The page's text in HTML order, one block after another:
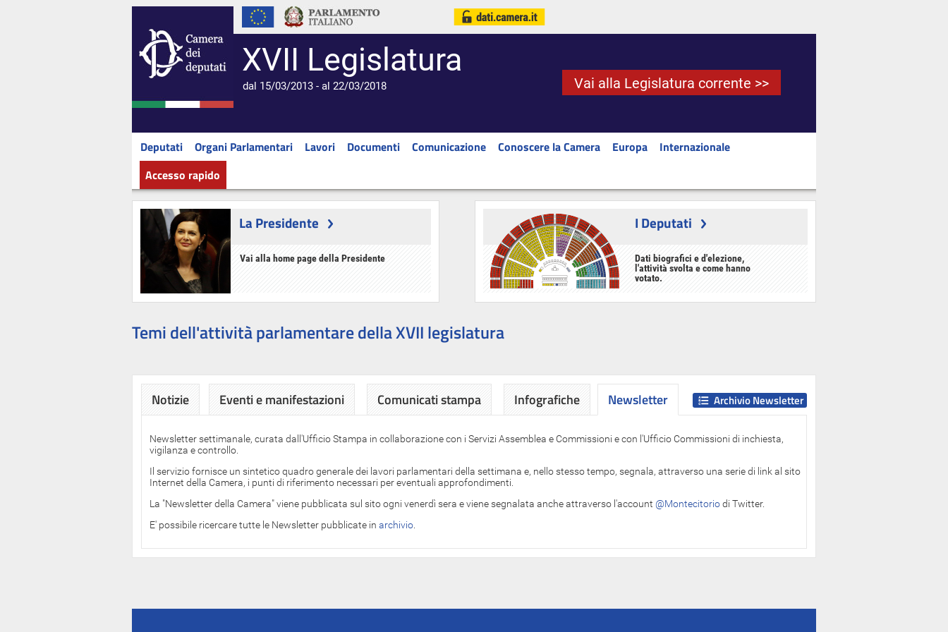
XVII Legislatura
dal 15/03/2013 - al 22/03/2018 Vai alla Legislatura corrente >>
Deputati Organi Parlamentari Lavori Documenti Comunicazione Conoscere la Camera Europa
Internazionale
Accesso rapido
La Presidente
Vai alla home page della Presidente
I Deputati
Dati biografici e d'elezione,
l'attività svolta e come hanno
votato.
Temi dell'attività parlamentare della XVII legislatura
Notizie Eventi e manifestazioni Comunicati stampa Infografiche Newsletter
Newsletter
Newsletter settimanale, curata dall'Ufficio Stampa in collaborazione con i Servizi Assemblea e Commissioni e con l'Ufficio Commissioni di inchiesta,
vigilanza e controllo.
Il servizio fornisce un sintetico quadro generale dei lavori parlamentari della settimana e, nello stesso tempo, segnala, attraverso una serie di link al sito
Internet della Camera, i punti di riferimento necessari per eventuali approfondimenti.
La "Newsletter della Camera" viene pubblicata sul sito ogni venerdì sera e viene segnalata anche attraverso l'account @Montecitoriodi Twitter.
E' possibile ricercare tutte le Newsletter pubblicate in archivio
Archivio Newsletter